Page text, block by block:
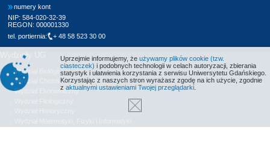
numery kont
NIP: 584-020-32-39
REGON: 000001330
tel. portiernia:
+ 48 58 523 30 00
Wydziały UG
Wydział Biologii
Wydział Chemii
Wydział Ekonomiczny
Uprzejmie informujemy, że używamy plików cookie (tzw.
ciasteczek) i podobnych technologii w celach autoryzacji, zbierania
statystyk i ułatwienia korzystania z serwisu Uniwersytetu Gdańskiego.
Korzystając z naszych stron wyrażasz zgodę na ich użycie, zgodnie
z aktualnymi ustawieniami Twojej przeglądarki